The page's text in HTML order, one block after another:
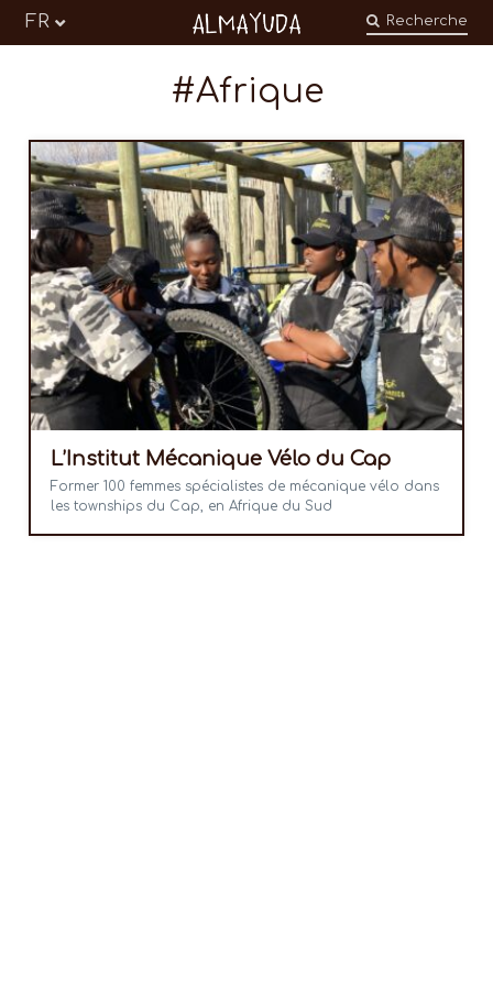
Almayuda Recherche
FR
Afrique
L’Institut Mécanique Vélo du Cap
Former 100 femmes spécialistes de mécanique vélo dans
les townships du Cap, en Afrique du Sud